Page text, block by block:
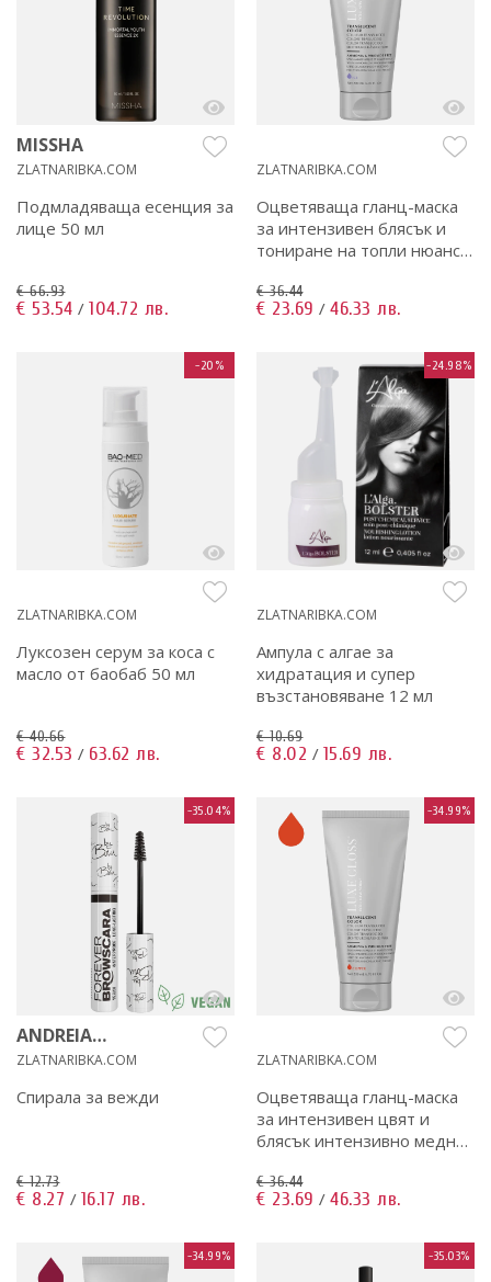
MISSHA
ZLATNARIBKA.COM
Подмладяваща есенция за
лице 50 мл
€ 66.93
€ 53.54 / 104.72 лв.
ZLATNARIBKA.COM
Оцветяваща гланц-маска
за интензивен блясък и
тониране на топли нюанси
€ 36.44
€ 23.69 / 46.33 лв.
-20%
ZLATNARIBKA.COM
Луксозен серум за коса с
масло от баобаб 50 мл
€ 40.66
€ 32.53 / 63.62 лв.
-24.98%
ZLATNARIBKA.COM
Ампула с алгае за
хидратация и супер
възстановяване 12 мл
€ 10.69
€ 8.02 / 15.69 лв.
-35.04%
ANDREIA
PROFESSIONAL
ZLATNARIBKA.COM
Спирала за вежди
€ 12.73
€ 8.27 / 16.17 лв.
-34.99%
ZLATNARIBKA.COM
Оцветяваща гланц-маска
за интензивен цвят и
блясък интензивно медно
€ 36.44
€ 23.69 / 46.33 лв.
-34.99% -35.03%